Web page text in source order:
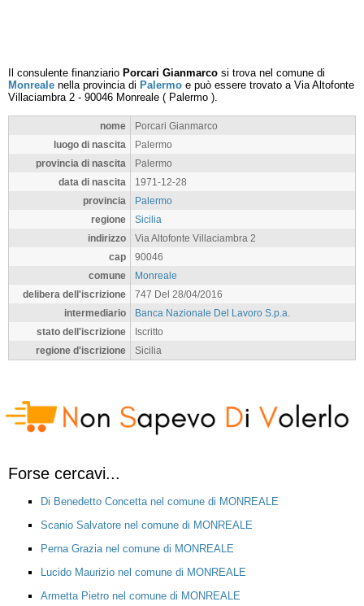
Il consulente finanziario Porcari Gianmarco si trova nel comune di
Monreale nella provincia di Palermo e può essere trovato a Via Altofonte
Villaciambra 2 - 90046 Monreale ( Palermo ).
nome
Porcari Gianmarco
luogo di nascita
Palermo
provincia di nascita
Palermo
data di nascita
1971-12-28
provincia
Palermo
regione
Sicilia
indirizzo
Via Altofonte Villaciambra 2
cap
90046
comune
Monreale
delibera dell'iscrizione
747 Del 28/04/2016
intermediario
Banca Nazionale Del Lavoro S.p.a.
stato dell'iscrizione
Iscritto
regione d'iscrizione
Sicilia
Forse cercavi...
Di Benedetto Concetta nel comune di MONREALE
Scanio Salvatore nel comune di MONREALE
Perna Grazia nel comune di MONREALE
Lucido Maurizio nel comune di MONREALE
Armetta Pietro nel comune di MONREALE